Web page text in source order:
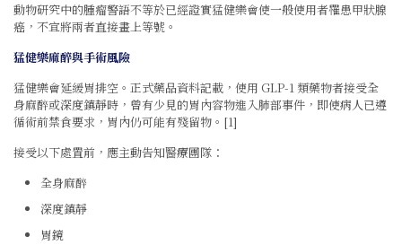
動物研究中的腫瘤警語不等於已經證實猛健樂會使一般使用者罹患甲狀腺
癌，不宜將兩者直接畫上等號。
猛健樂麻醉與手術風險
猛健樂會延緩胃排空。正式藥品資料記載，使用 GLP-1 類藥物者接受全
身麻醉或深度鎮靜時，曾有少見的胃內容物進入肺部事件，即使病人已遵
循術前禁食要求，胃內仍可能有殘留物。[1]
接受以下處置前，應主動告知醫療團隊：
全身麻醉
深度鎮靜
胃鏡